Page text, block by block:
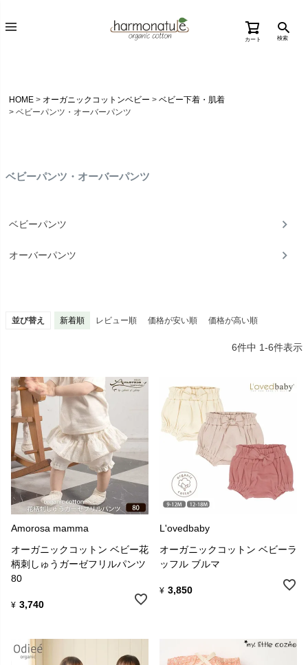
カート 検索
HOME オーガニックコットンベビー
ベビー下着・肌着
ベビーパンツ・オーバーパンツ
ベビーパンツ・オーバーパンツ
ベビーパンツ
オーバーパンツ
並び替え 新着順 レビュー順 価格が安い順 価格が高い順
6件中 1-6件表示
Amorosa mamma
オーガニックコットン ベビー花
柄刺しゅうガーゼフリルパンツ
80
¥ 3,740
L'ovedbaby
オーガニックコットン ベビーラ
ッフル ブルマ
¥ 3,850